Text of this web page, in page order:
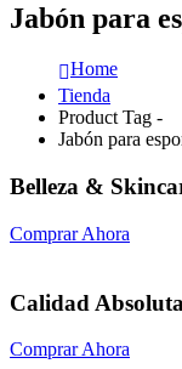
Jabón para
Home
Tienda
Product Tag -
Jabón para
Belleza &
Comprar Ahora
Calidad Absoluta
Comprar Ahora